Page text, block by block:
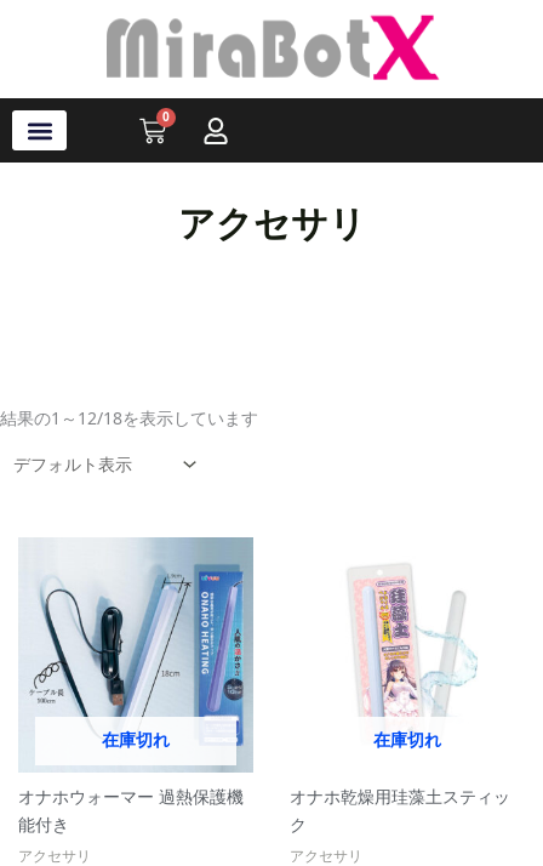
ス
ッ
0
Cart
アクセサリ
結果の1～12/18を表示しています
在庫切れ
オナホウォーマー 過熱保護機
能付き
アクセサリ
在庫切れ
オナホ乾燥用珪藻土スティッ
ク
アクセサリ